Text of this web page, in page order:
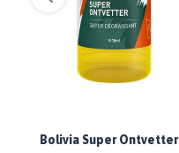
Bolivia Super Ontvetter